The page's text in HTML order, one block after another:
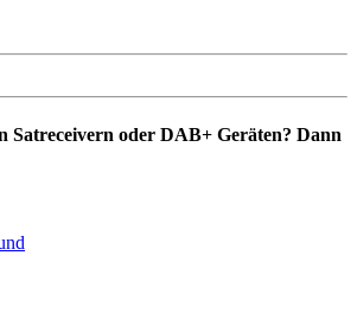
Satreceivern oder DAB+ Geräten? Dann